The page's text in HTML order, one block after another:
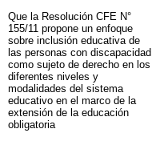
Que la Resolución CFE N°
155/11 propone un enfoque
sobre inclusión educativa de
las personas con discapacidad
como sujeto de derecho en los
diferentes niveles y
modalidades del sistema
educativo en el marco de la
extensión de la educación
obligatoria